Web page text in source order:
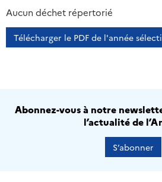
2013 2014
Aucun déchet répertorié
Télécharger le PDF de l'année
Abonnez-vous à notre
l’actualité de
S’abonner